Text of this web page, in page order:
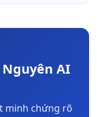
AI
minh chứng rõ